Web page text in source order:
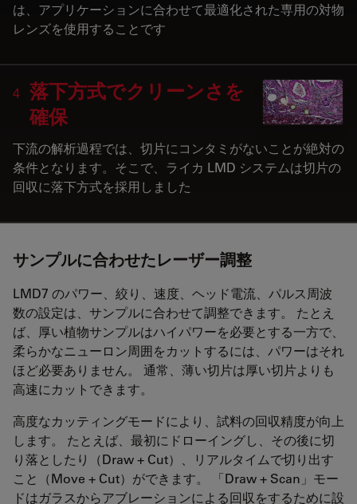
は、アプリケーションに合わせて最適化された専用の対物
レンズを使用することです
4 落下方式でクリーンさを
確保
下流の解析過程では、切片にコンタミがないことが絶対の
条件となります。そこで、ライカ LMD システムは切片の
回収に落下方式を採用しました
サンプルに合わせたレーザー調整
LMD7 のパワー、絞り、速度、ヘッド電流、パルス周波
数の設定は、サンプルに合わせて調整できます。 たとえ
ば、厚い植物サンプルはハイパワーを必要とする一方で、
柔らかなニューロン周囲をカットするには、パワーはそれ
ほど必要ありません。 通常、薄い切片は厚い切片よりも
高速にカットできます。
高度なカッティングモードにより、試料の回収精度が向上
します。 たとえば、最初にドローイングし、その後に切
り落としたり（Draw + Cut）、リアルタイムで切り出す
こと（Move + Cut）ができます。 「Draw + Scan」モー
ドはガラスからアブレーションによる回収をするために設